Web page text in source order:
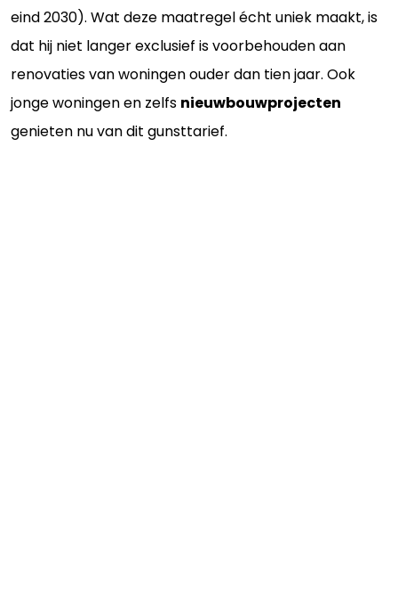
eind 2030). Wat deze maatregel écht uniek maakt, is
dat hij niet langer exclusief is voorbehouden aan
renovaties van woningen ouder dan tien jaar. Ook
jonge woningen en zelfs nieuwbouwprojecten
genieten nu van dit gunsttarief.